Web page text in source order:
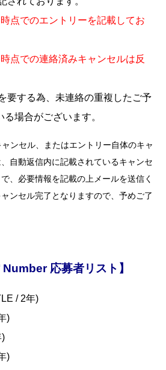
点でのエントリーを記載してお
点での連絡済みキャンセルは反
要する為、未連絡の重複したご予
場合がございます。
ンセル、またはエントリー自体のキャ
自動返信内に記載されているキャンセ
、必要情報を記載の上メールを送信く
ンセル完了となりますので、予めご了
Number 応募者リスト】
/ 2年)
)
)
)